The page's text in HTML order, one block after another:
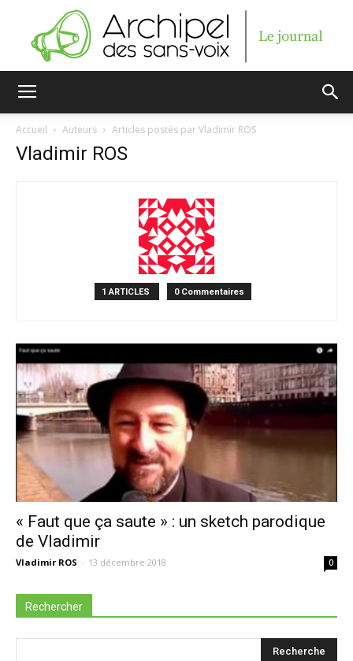
sans-
Accueil Auteurs Articles postés par Vladimir ROS
Vladimir ROS
1 ARTICLES 0 Commentaires
« Faut que ça saute » : un sketch parodique
de Vladimir
Vladimir ROS - 13 décembre 2018 0
Rechercher